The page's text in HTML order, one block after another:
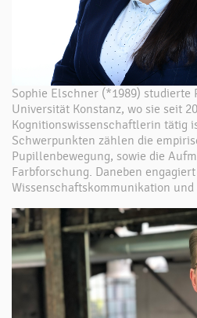
Sophie Elschner (*1989) studierte
Universität Konstanz, wo sie seit
Kognitionswissenschaftlerin tätig
Schwerpunkten zählen die
Pupillenbewegung, sowie die
Farbforschung. Daneben
Wissenschaftskommunikation